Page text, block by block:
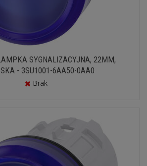
SYGNALIZACYJNA, 22MM,
- 3SU1001-6AA50-0AA0
Brak